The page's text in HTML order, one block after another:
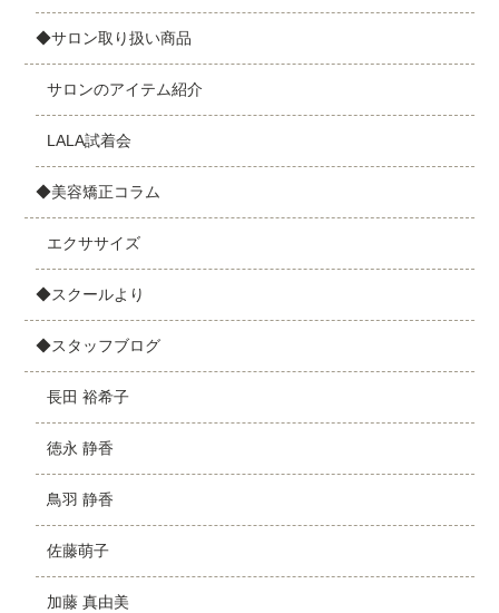
◆サロン取り扱い商品
サロンのアイテム紹介
LALA試着会
◆美容矯正コラム
エクササイズ
◆スクールより
◆スタッフブログ
長田 裕希子
徳永 静香
鳥羽 静香
佐藤萌子
加藤 真由美